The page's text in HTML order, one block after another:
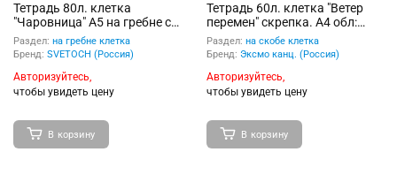
Тетрадь 80л. клетка
"Чаровница" A5 на гребне с
твердой обложкой, глянцевая
ламинация
Раздел: на гребне клетка
Бренд: SVETOCH (Россия)
Авторизуйтесь,
чтобы увидеть цену
В корзину
Тетрадь 60л. клетка "Ветер
перемен" скрепка. А4 обл:
мел.карт. глянцевая
ламинация
Раздел: на скобе клетка
Бренд: Эксмо канц. (Россия)
Авторизуйтесь,
чтобы увидеть цену
В корзину